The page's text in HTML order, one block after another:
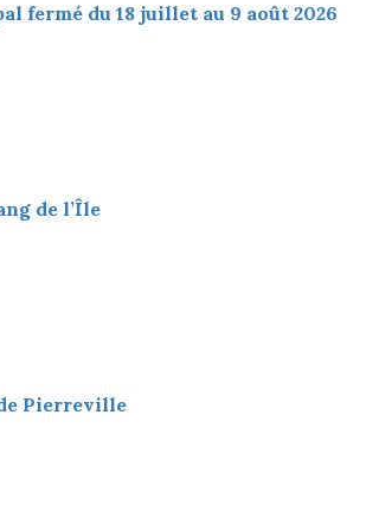
fermé du 18 juillet au 9 août 2026
de l’Île
Pierreville